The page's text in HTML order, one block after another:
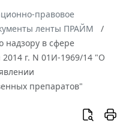
правовое
ленты ПРАЙМ
надзору в сфере
г. N 01И-1969/14 "О
препаратов"